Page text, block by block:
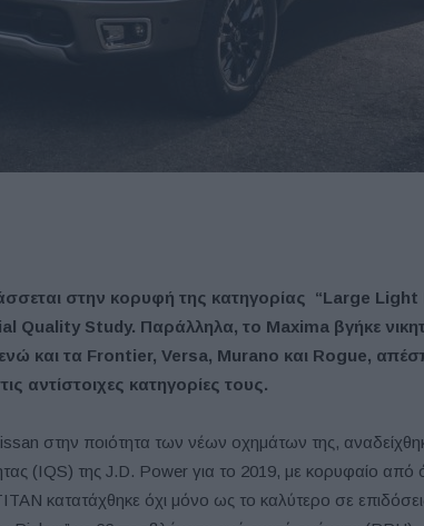
στην κορυφή της κατηγορίας “Large Light
Quality Study. Παράλληλα, το Maxima βγήκε
και τα Frontier, Versa, Murano και Rogue,
αντίστοιχες κατηγορίες τους.
στην ποιότητα των νέων οχημάτων της,
(IQS) της J.D. Power για το 2019, με κορυφαίο
κατατάχθηκε όχι μόνο ως το καλύτερο σε